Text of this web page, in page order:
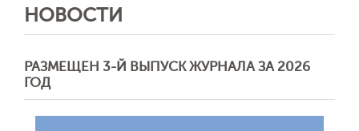
НОВОСТИ
РАЗМЕЩЕН 3-Й ВЫПУСК ЖУРНАЛА ЗА 2026
ГОД